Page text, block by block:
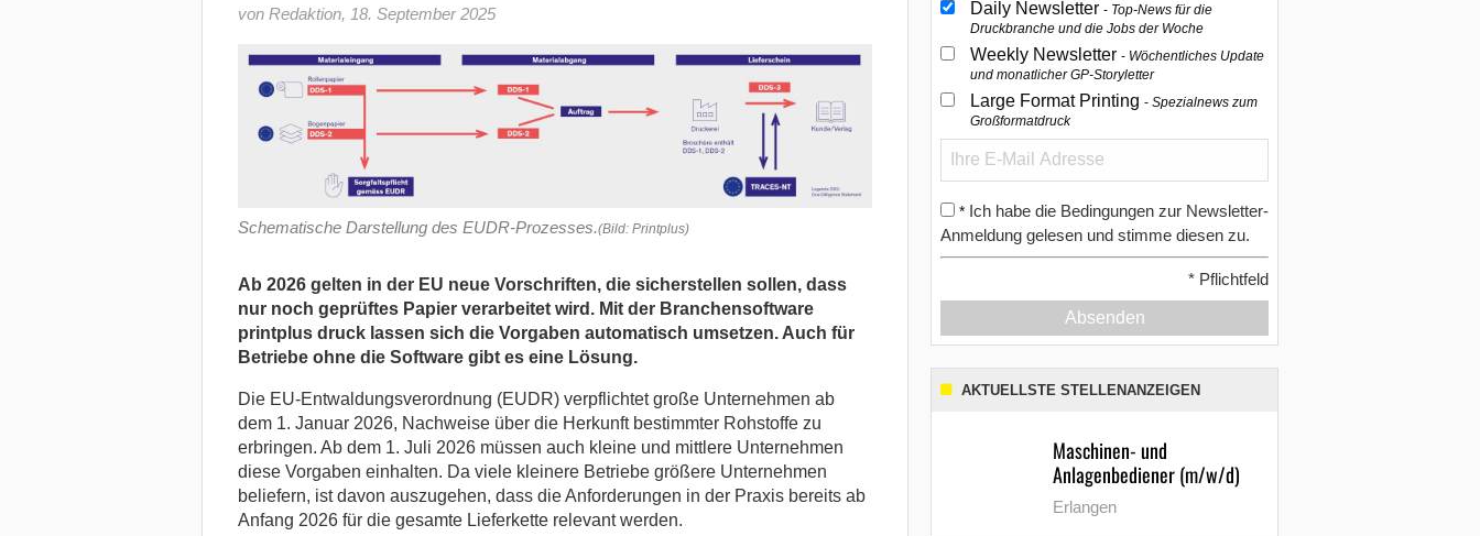
von Redaktion, 18. September 2025
Schematische Darstellung des EUDR-Prozesses.(Bild: Printplus)
Ab 2026 gelten in der EU neue Vorschriften, die sicherstellen sollen, dass
nur noch geprüftes Papier verarbeitet wird. Mit der Branchensoftware
printplus druck lassen sich die Vorgaben automatisch umsetzen. Auch für
Betriebe ohne die Software gibt es eine Lösung.
Die EU-Entwaldungsverordnung (EUDR) verpflichtet große Unternehmen ab
dem 1. Januar 2026, Nachweise über die Herkunft bestimmter Rohstoffe zu
erbringen. Ab dem 1. Juli 2026 müssen auch kleine und mittlere Unternehmen
diese Vorgaben einhalten. Da viele kleinere Betriebe größere Unternehmen
beliefern, ist davon auszugehen, dass die Anforderungen in der Praxis bereits ab
Anfang 2026 für die gesamte Lieferkette relevant werden.
Daily Newsletter Top-News für die
Druckbranche und die Jobs der Woche
Weekly Newsletter Wöchentliches Update
und monatlicher GP-Storyletter
Large Format Printing Spezialnews zum
Großformatdruck
* Ich habe die Bedingungen zur Newsletter-
Anmeldung gelesen und stimme diesen zu.
* Pflichtfeld
Absenden
AKTUELLSTE STELLENANZEIGEN
Maschinen- und
Anlagenbediener (m/w/d)
Erlangen